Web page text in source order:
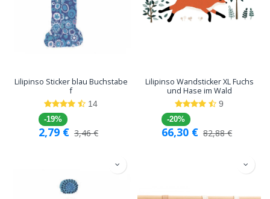
Lilipinso Sticker blau Buchstabe
f
14
-19%
2,79 € 3,46€
Lilipinso Wandsticker XL Fuchs
und Hase im Wald
9
-20%
66,30 € 82,88€